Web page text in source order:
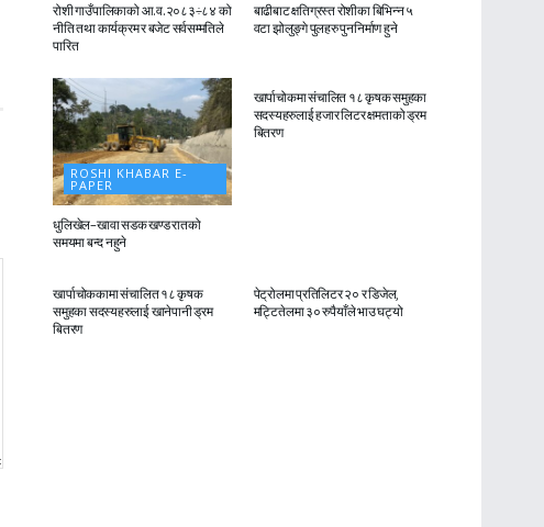
रोशी गाउँपालिकाको आ.व.२०८३÷८४ को
नीति तथा कार्यक्रम र बजेट सर्वसम्मतिले
पारित
बाढीबाट क्षतिग्रस्त रोशीका बिभिन्न ५
वटा झोलुङ्गे पुलहरु पुननिर्माण हुने
ROSHI KHABAR E-
PAPER
धुलिखेल–खावा सडक खण्ड रातको
समयमा बन्द नहुने
खार्पाचोकमा संचालित १८ कृषक समुहका
सदस्यहरुलाई हजार लिटर क्षमताको ड्रम
बितरण
ROSHI KHABAR E-
खार्पाचोककामा संचालित १८ कृषक
समुहका सदस्यहरुलाई खानेपानी ड्रम
बितरण
पेट्रोलमा प्रतिलिटर २० र डिजेल,
मट्टितेलमा ३० रुपैयाँले भाउ घट्यो